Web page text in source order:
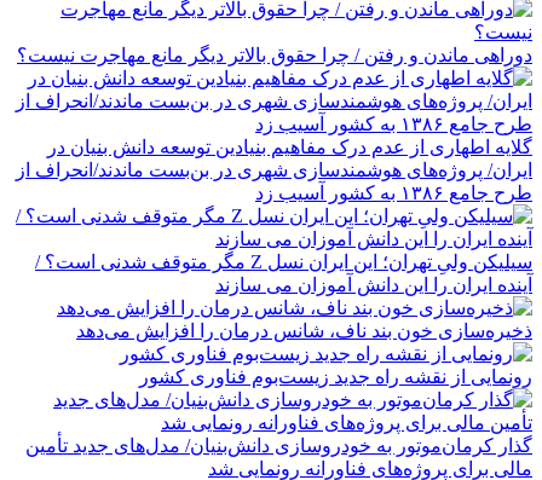
دوراهی ماندن و رفتن / چرا حقوق بالاتر دیگر مانع مهاجرت نیست؟
گلایه اطهاری از عدم درک مفاهیم بنیادین توسعه دانش بنیان در
ایران/ پروژه‌های هوشمندسازی شهری در بن‌بست ماندند/انحراف از
طرح جامع ۱۳۸۶ به کشور آسیب زد
سیلیکن ولیِ تهران؛ این ایران نسل Z مگر متوقف شدنی است؟ /
آینده ایران را این دانش آموزان می سازند
ذخیره‌سازی خون بند ناف، شانس درمان را افزایش می‌دهد
رونمایی از نقشه راه جدید زیست‌بوم فناوری کشور
گذار کرمان‌موتور به خودروسازی دانش‌بنیان/ مدل‌های جدید تأمین
مالی برای پروژه‌های فناورانه رونمایی شد